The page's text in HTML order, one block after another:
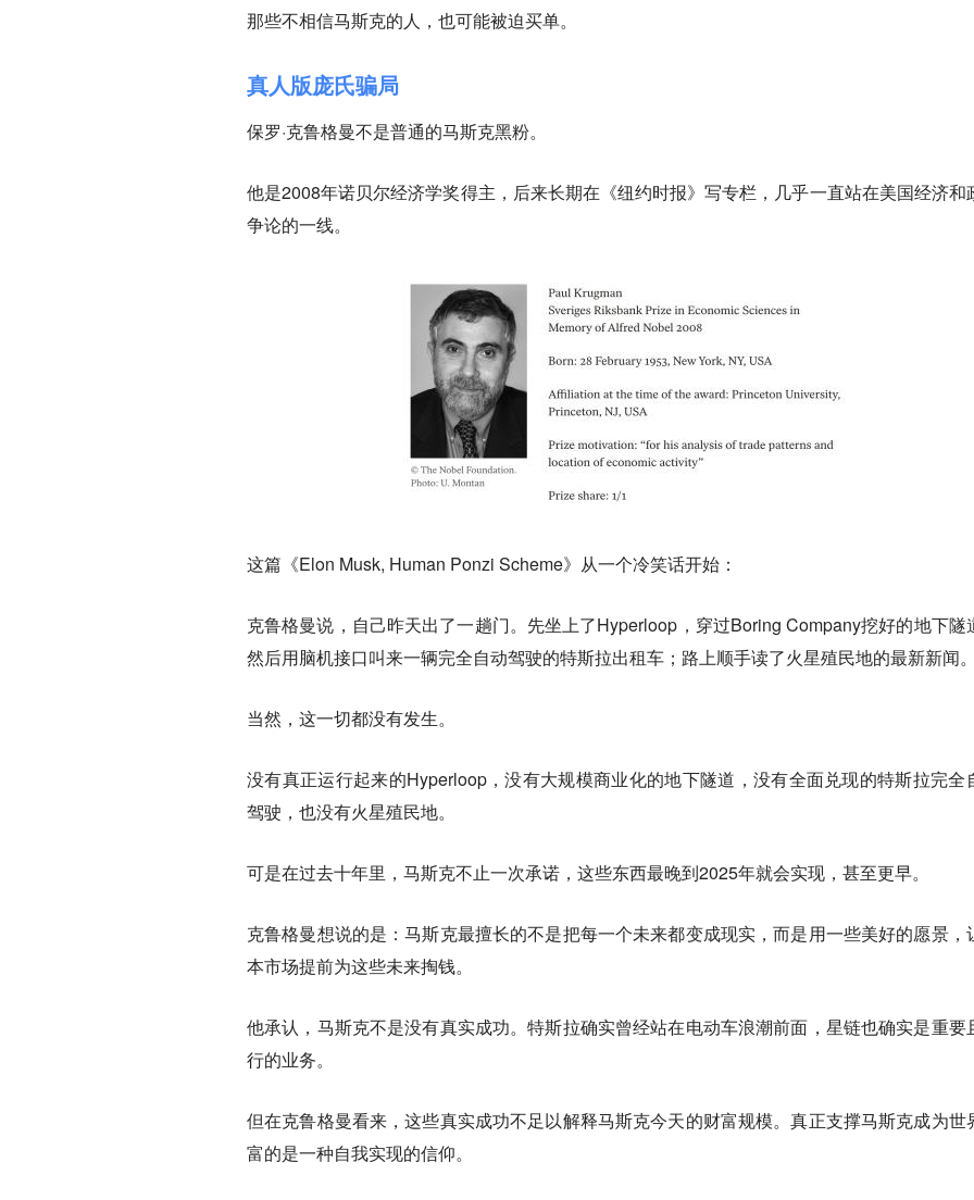
那些不相信马斯克的人，也可能被迫买单。
真人版庞氏骗局
保罗·克鲁格曼不是普通的马斯克黑粉。
他是2008年诺贝尔经济学奖得主，后来长期在《纽约时报》写专栏，几乎一直站在美国经济和
争论的一线。
这篇《Elon Musk, Human Ponzi Scheme》从一个冷笑话开始：
克鲁格曼说，自己昨天出了一趟门。先坐上了Hyperloop，穿过Boring Company挖好的地下隧
然后用脑机接口叫来一辆完全自动驾驶的特斯拉出租车；路上顺手读了火星殖民地的最新新闻
当然，这一切都没有发生。
没有真正运行起来的Hyperloop，没有大规模商业化的地下隧道，没有全面兑现的特斯拉完全
驾驶，也没有火星殖民地。
可是在过去十年里，马斯克不止一次承诺，这些东西最晚到2025年就会实现，甚至更早。
克鲁格曼想说的是：马斯克最擅长的不是把每一个未来都变成现实，而是用一些美好的愿景，
本市场提前为这些未来掏钱。
他承认，马斯克不是没有真实成功。特斯拉确实曾经站在电动车浪潮前面，星链也确实是重要
行的业务。
但在克鲁格曼看来，这些真实成功不足以解释马斯克今天的财富规模。真正支撑马斯克成为世
富的是一种自我实现的信仰。